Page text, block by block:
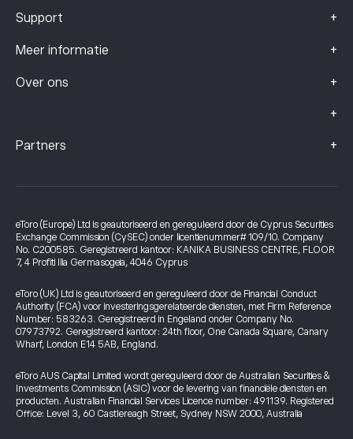
Support +
Meer informatie +
Over ons +
+
Partners +
eToro (Europe) Ltd is geautoriseerd en gereguleerd door de Cyprus Securities
Exchange Commission (CySEC) onder licentienummer# 109/10. Company
No. C200585. Geregistreerd kantoor: KANIKA BUSINESS CENTRE, FLOOR
7, 4 Profiti Ilia Germasogeia, 4046 Cyprus
eToro (UK) Ltd is geautoriseerd en gereguleerd door de Financial Conduct
Authority (FCA) voor investeringsgerelateerde diensten, met Firm Reference
Number: 583263. Geregistreerd in Engeland onder Company No.
07973792. Geregistreerd kantoor: 24th floor, One Canada Square, Canary
Wharf, London E14 5AB, England.
eToro AUS Capital Limited wordt gereguleerd door de Australian Securities &
Investments Commission (ASIC) voor de levering van financiële diensten en
producten. Australian Financial Services Licence number: 491139. Registered
Office: Level 3, 60 Castlereagh Street, Sydney NSW 2000, Australia